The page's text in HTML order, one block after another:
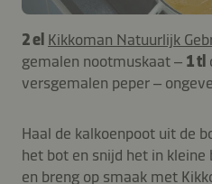
2 el Kikkoman Natuurlijk
gemalen nootmuskaat – 1 tl
versgemalen peper –
Haal de kalkoenpoot uit de
het bot en snijd het in kleine
en breng op smaak met